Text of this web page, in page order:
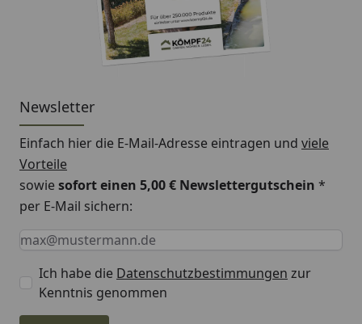
Newsletter
Einfach hier die E-Mail-Adresse eintragen und viele
Vorteile
sowiesofort einen 5,00 € Newslettergutschein *
per E-Mail sichern:
Keine Eingabe erforderlich
Eingabe erforderlich
E-Mail *
Ich habe die Datenschutzbestimmungen zur
Kenntnis genommen